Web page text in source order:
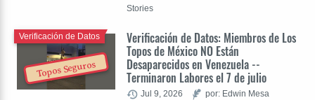
Stories
Topos Seguros
Verificación de Datos: Miembros de Los
Topos de México NO Están
Desaparecidos en Venezuela --
Terminaron Labores el 7 de julio
Verificación de Datos
Jul 9, 2026 por: Edwin Mesa